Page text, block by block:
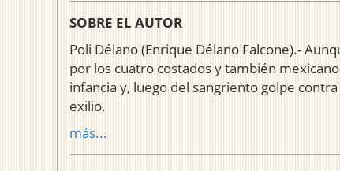
SOBRE EL AUTOR
Poli Délano (Enrique Délano Falcone).-
por los cuatro costados y también
infancia y, luego del sangriento golpe
exilio.
más...